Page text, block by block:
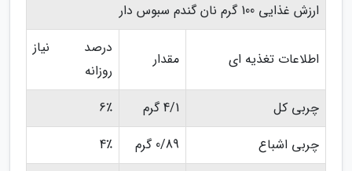
ارزش غذایی 100 گرم نان گندم سبوس دار
اطلاعات تغذیه ای مقدار
درصد نیاز
روزانه
چربی کل
4/1 گرم
6٪
چربی اشباع
0/89 گرم
4٪